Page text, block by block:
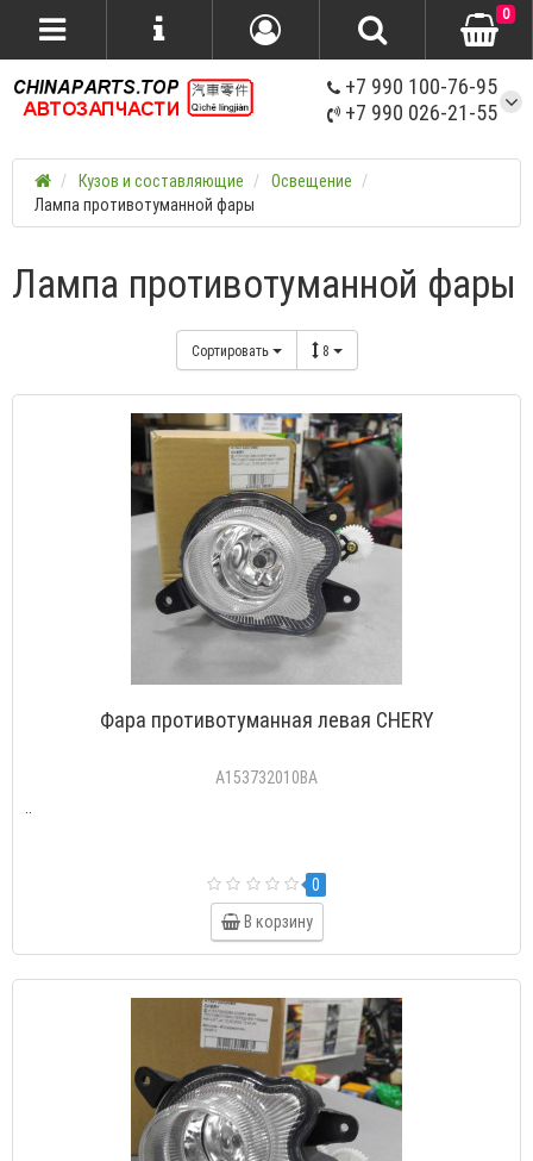
+7 990 100-76-95
+7 990 026-21-55
0
Кузов и составляющие
Освещение
Лампа противотуманной фары
Лампа противотуманной фары
Сортировать 8
Фара противотуманная левая CHERY
A153732010BA
..
0
В корзину